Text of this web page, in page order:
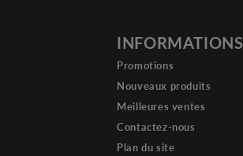
INFORMATIONS
Promotions
Nouveaux produits
Meilleures ventes
Contactez-nous
Plan du site